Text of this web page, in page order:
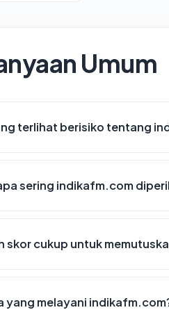
Umum
terlihat berisiko tentang
sering indikafm.com
skor cukup untuk
yang melayani